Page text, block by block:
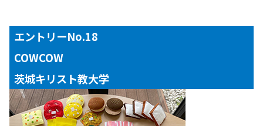
【対象年齢】１～３歳児
エントリーNo.18
COWCOW
茨城キリスト教大学